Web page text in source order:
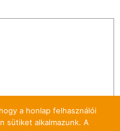
a honlap felhasználói
sütiket alkalmazunk. A